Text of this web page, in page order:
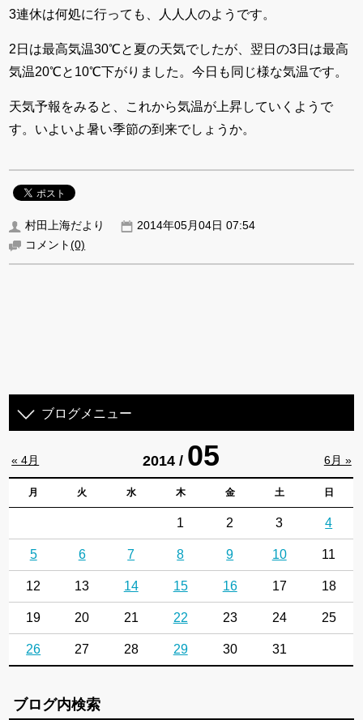
3連休は何処に行っても、人人人のようです。
2日は最高気温30℃と夏の天気でしたが、翌日の3日は最高
気温20℃と10℃下がりました。今日も同じ様な気温です。
天気予報をみると、これから気温が上昇していくようで
す。いよいよ暑い季節の到来でしょうか。
村田上海だより
2014年05月04日 07:54
コメント(0)
ブログメニュー
2014 / 05
月 火 水 木 金 土 日
1 2 3 4
5 6 7 8 9 10 11
12 13 14 15 16 17 18
19 20 21 22 23 24 25
26 27 28 29 30 31
« 4月 6月 »
ブログ内検索